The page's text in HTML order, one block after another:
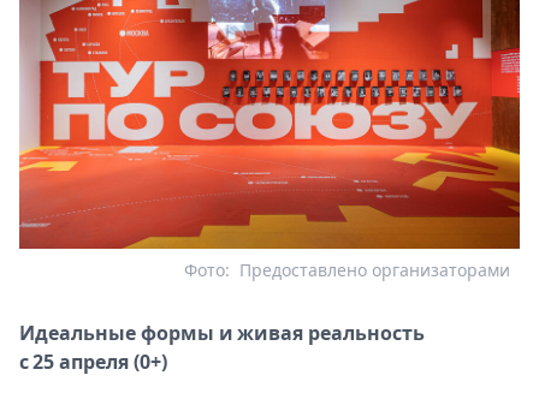
Предоставлено организаторами
Фото:
Идеальные формы и живая реальность
с 25 апреля (0+)